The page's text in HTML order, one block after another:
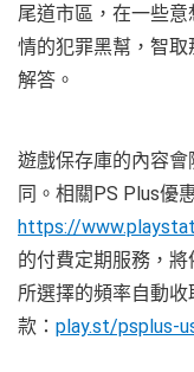
尾道市區，在一些
情的犯罪黑幫，智
解答。
遊戲保存庫的內容
同。相關PS Plus優
https://
的付費定期服務，
所選擇的頻率自動
款： play.st/psplus-